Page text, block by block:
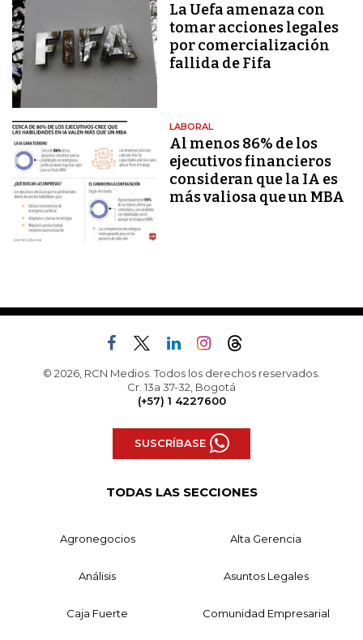
La Uefa amenaza con
tomar acciones legales
por comercialización
fallida de Fifa
LABORAL
Al menos 86% de los
ejecutivos financieros
consideran que la IA es
más valiosa que un MBA
© 2026, RCN Medios. Todos los derechos reservados.
Cr. 13a 37-32, Bogotá
(+57) 1 4227600
SUSCRÍBASE
TODAS LAS SECCIONES
Agronegocios Alta Gerencia
Análisis Asuntos Legales
Caja Fuerte Comunidad Empresarial